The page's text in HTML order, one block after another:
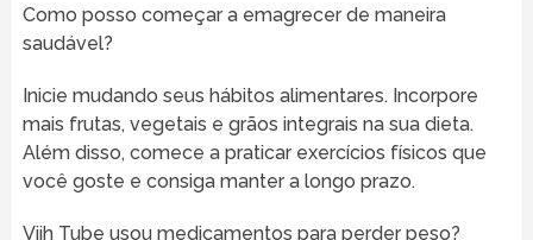
Como posso começar a emagrecer de maneira
saudável?
Inicie mudando seus hábitos alimentares. Incorpore
mais frutas, vegetais e grãos integrais na sua dieta.
Além disso, comece a praticar exercícios físicos que
você goste e consiga manter a longo prazo.
Viih Tube usou medicamentos para perder peso?